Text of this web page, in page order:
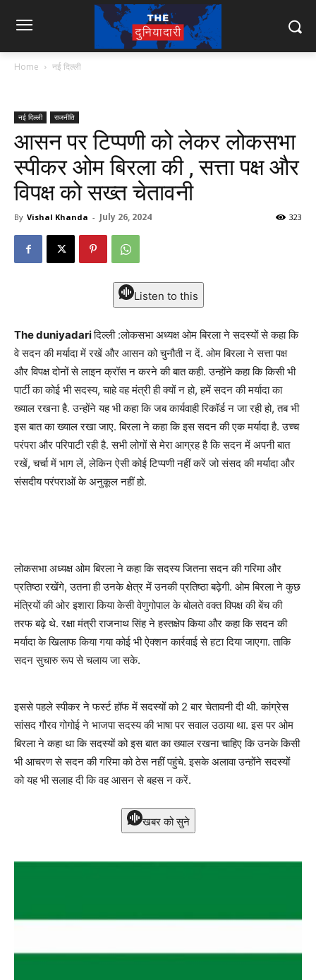
Home नई दिल्ली
नई दिल्ली राजनीति
आसन पर टिप्पणी को लेकर लोकसभा
स्पीकर ओम बिरला की , सत्ता पक्ष और
विपक्ष को सख्त चेतावनी
By Vishal Khanda - July 26, 2024 323
Listen to this
The duniyadariदिल्ली :लोकसभा अध्यक्ष ओम बिरला ने सदस्यों से कहा कि
वे सदन की मर्यादा में रखें और आसन को चुनौती न दें. ओम बिरला ने सत्ता पक्ष
और विपक्ष दोनों से लाइन क्रॉस न करने की बात कही. उन्होंने कहा कि किसी भी
पार्टी का कोई भी सदस्य, चाहे वह मंत्री ही क्यों न हो, हमें सदन की मर्यादा का
ख्याल रखना है. उन्होंने यह भी कहा कि जब कार्यवाही रिकॉर्ड न जा रही हो, तब भी
इस बात का ख्याल रखा जाए. बिरला ने कहा कि इस सदन की एक मर्यादा है. उच्च
परंपरा और परिपाटी रही है. सभी लोगों से मेरा आग्रह है कि सदन में अपनी बात
रखें, चर्चा में भाग लें, लेकिन ऐसी कोई टिप्पणी नहीं करें जो संसद की मर्यादा और
संसदीय परंपराओं के अनुकूल नहीं हो.
लोकसभा अध्यक्ष ओम बिरला ने कहा कि सदस्य जितना सदन की गरिमा और
प्रतिष्ठा रखेंगे, उतना ही उनके क्षेत्र में उनकी प्रतिष्ठा बढ़ेगी. ओम बिरला ने कुछ
मंत्रियों की ओर इशारा किया केसी वेणुगोपाल के बोलते वक्त विपक्ष की बेंच की
तरफ बढ़े थे. रक्षा मंत्री राजनाथ सिंह ने हस्तक्षेप किया और कहा कि सदन की
मर्यादा के खिलाफ किया गया कोई भी ऐक्शन कार्रवाई से हटा दिया जाएगा. ताकि
सदन सुचारु रूप से चलाय जा सके.
इससे पहले स्पीकर ने फर्स्ट हॉफ में सदस्यों को 2 बार चेतावनी दी थी. कांग्रेस
सांसद गौरव गोगोई ने भाजपा सदस्य की भाषा पर सवाल उठाया था. इस पर ओम
बिरला ने कहा था कि सदस्यों को इस बात का ख्याल रखना चाहिए कि उनके किसी
भी आचरण से सदन की गरिमा को ठेस नहीं पहुंचे. इसके अलावा उन्होंने सदस्यों
को यह भी सलाह दी कि वह आसन से बहस न करें.
खबर को सुने